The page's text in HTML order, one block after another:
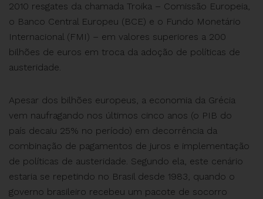
2010 resgates da chamada Troika – Comissão Europeia,
o Banco Central Europeu (BCE) e o Fundo Monetário
Internacional (FMI) – em valores superiores a 200
bilhões de euros em troca da adoção de políticas de
austeridade.
Apesar dos bilhões europeus, a economia da Grécia
vem naufragando nos últimos cinco anos (o PIB do
país decaiu 25% no período) em decorrência da
combinação de pagamentos de juros e implementação
de políticas de austeridade. Segundo ela, este cenário
estaria se repetindo no Brasil desde 1983, quando o
governo brasileiro recebeu um pacote de socorro